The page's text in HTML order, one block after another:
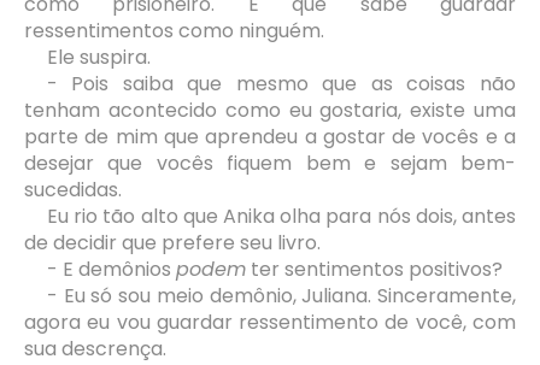
ressentimentos como ninguém.
Ele suspira.
- Pois saiba que mesmo que as coisas não
tenham acontecido como eu gostaria, existe uma
parte de mim que aprendeu a gostar de vocês e a
desejar que vocês fiquem bem e sejam bem-
sucedidas.
Eu rio tão alto que Anika olha para nós dois, antes
de decidir que prefere seu livro.
- E demônios podemter sentimentos positivos?
- Eu só sou meio demônio, Juliana. Sinceramente,
agora eu vou guardar ressentimento de você, com
sua descrença.